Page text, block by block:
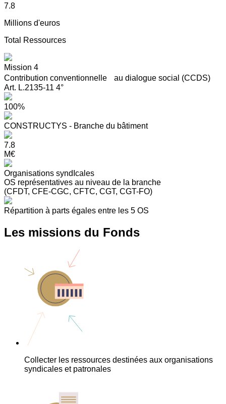
7.8
Millions d'euros
Total Ressources
Mission 4
Contribution conventionnelle au dialogue social (CCDS)
Art. L.2135-11 4°
100%
CONSTRUCTYS - Branche du bâtiment
7.8
M€
Organisations syndIcales
OS représentatives au niveau de la branche
(CFDT, CFE-CGC, CFTC, CGT, CGT-FO)
Répartition à parts égales entre les 5 OS
Les missions du Fonds
Collecter les ressources destinées aux organisations
syndicales et patronales